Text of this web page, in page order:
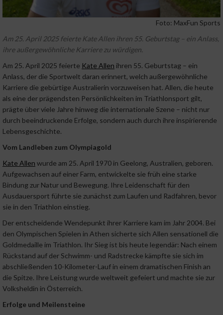
Foto: MaxFun Sports
Am 25. April 2025 feierte Kate Allen ihren 55. Geburtstag – ein Anlass,
ihre außergewöhnliche Karriere zu würdigen.
Am 25. April 2025 feierte Kate Allen ihren 55. Geburtstag – ein
Anlass, der die Sportwelt daran erinnert, welch außergewöhnliche
Karriere die gebürtige Australierin vorzuweisen hat. Allen, die heute
als eine der prägendsten Persönlichkeiten im Triathlonsport gilt,
prägte über viele Jahre hinweg die internationale Szene – nicht nur
durch beeindruckende Erfolge, sondern auch durch ihre inspirierende
Lebensgeschichte.
Vom Landleben zum Olympiagold
Kate Allen wurde am 25. April 1970 in Geelong, Australien, geboren.
Aufgewachsen auf einer Farm, entwickelte sie früh eine starke
Bindung zur Natur und Bewegung. Ihre Leidenschaft für den
Ausdauersport führte sie zunächst zum Laufen und Radfahren, bevor
sie in den Triathlon einstieg.
Der entscheidende Wendepunkt ihrer Karriere kam im Jahr 2004. Bei
den Olympischen Spielen in Athen sicherte sich Allen sensationell die
Goldmedaille im Triathlon. Ihr Sieg ist bis heute legendär: Nach einem
Rückstand auf der Schwimm- und Radstrecke kämpfte sie sich im
abschließenden 10-Kilometer-Lauf in einem dramatischen Finish an
die Spitze. Ihre Leistung wurde weltweit gefeiert und machte sie zur
Volksheldin in Österreich.
Erfolge und Meilensteine